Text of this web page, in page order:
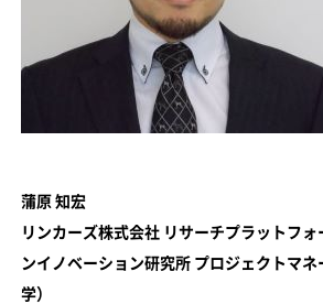
蒲原 知宏
リンカーズ株式会社 リサーチプラットフ
ンイノベーション研究所 プロジェクトマネ
学）